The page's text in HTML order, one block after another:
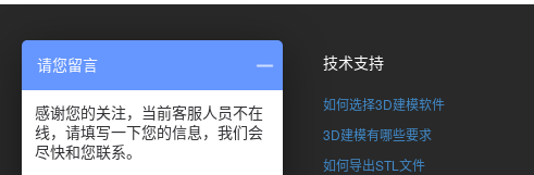
了解SimpNeed
联系我们
全球合伙计划
技术支持
如何选择3D建模软件
3D建模有哪些要求
如何导出STL文件
请您留言
感谢您的关注，当前客服人员不在
线，请填写一下您的信息，我们会
尽快和您联系。